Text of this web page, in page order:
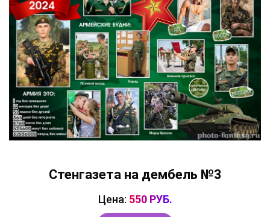
Стенгазета на дембель №3
Цена: 550 РУБ.